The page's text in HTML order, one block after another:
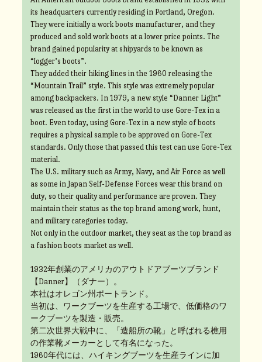
its headquarters currently residing in Portland, Oregon.
They were initially a work boots manufacturer, and they
produced and sold work boots at a lower price points. The
brand gained popularity at shipyards to be known as
“logger’s boots”.
They added their hiking lines in the 1960 releasing the
“Mountain Trail” style. This style was extremely popular
among backpackers. In 1979, a new style “Danner Light”
was released as the first in the world to use Gore-Tex in a
boot. Even today, using Gore-Tex in a new style of boots
requires a physical sample to be approved on Gore-Tex
standards. Only those that passed this test can use Gore-Tex
material.
The U.S. military such as Army, Navy, and Air Force as well
as some in Japan Self-Defense Forces wear this brand on
duty, so their quality and performance are proven. They
maintain their status as the top brand among work, hunt,
and military categories today.
Not only in the outdoor market, they seat as the top brand as
a fashion boots market as well.
1932年創業のアメリカのアウトドアブーツブランド
【Danner】（ダナー）。
本社はオレゴン州ポートランド。
当初は、ワークブーツを生産する工場で、低価格のワ
ークブーツを製造・販売。
第二次世界大戦中に、「造船所の靴」と呼ばれる樵用
の作業靴メーカーとして有名になった。
1960年代には、ハイキングブーツを生産ラインに加